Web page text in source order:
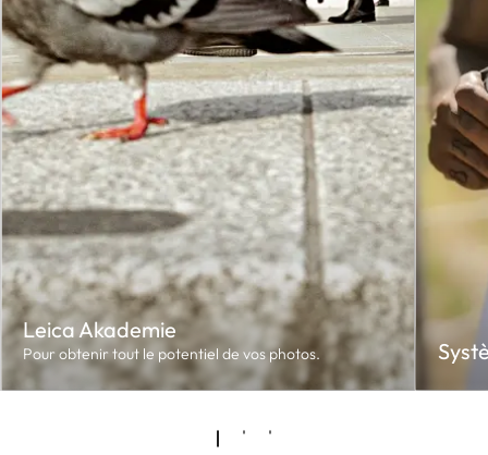
Leica Akademie
Pour obtenir tout le potentiel de vos photos.